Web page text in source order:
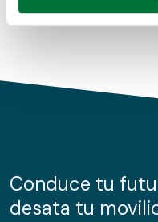
Obtenga más
de cookies.
información sobre el uso
nuestros partners de
Conduce tu
desata tu